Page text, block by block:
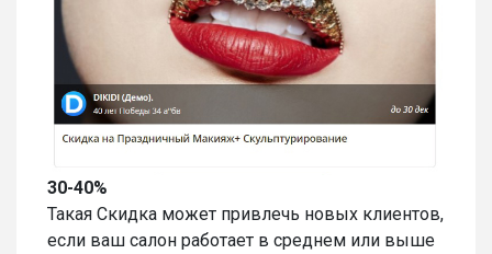
30-40%
Такая Скидка может привлечь новых клиентов,
если ваш салон работает в среднем или выше